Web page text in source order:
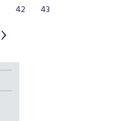
42 43